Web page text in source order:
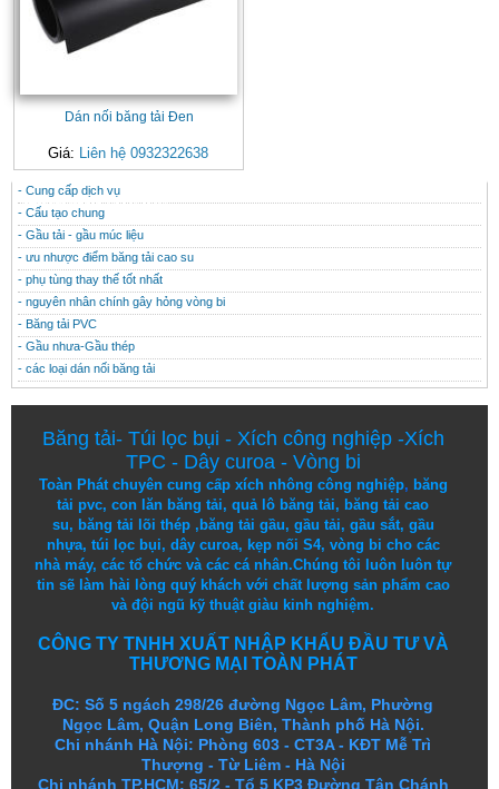
Dán nối băng tải Đen
Giá: Liên hệ 0932322638
CONTACT
THÔNG TIN HỮU ÍCH
- Cung cấp dịch vụ
- Cấu tạo chung
- Gầu tải - gầu múc liệu
- ưu nhược điểm băng tải cao su
- phụ tùng thay thế tốt nhất
- nguyên nhân chính gây hỏng vòng bi
- Băng tải PVC
- Gầu nhưa-Gầu thép
- các loại dán nối băng tải
Băng tải- Túi lọc bụi - Xích công nghiệp-Xích
TPC - Dây curoa- Vòng bi
Toàn Phát chuyên cung cấp xích nhông công nghiệp, băng
tải pvc,con lăn băng tải,quả lô băng tải, băng tải cao
su, băng tải lõi thép, băng tải gầu, gầu tải, gầu sắt, gầu
nhựa, túi lọc bụi, dây curoa, kẹp nối S4, vòng bi cho các
nhà máy, các tổ chức và các cá nhân.Chúng tôi luôn luôn tự
tin sẽ làm hài lòng quý khách với chất lượng sảnphẩm cao
vàđội ngũ kỹ thuậtgiàu kinh nghiệm.
CÔNG TY TNHH XUẤT NHẬP KHẨU ĐẦU TƯ VÀ
THƯƠNG MẠI TOÀN PHÁT
ĐC: Số 5 ngách 298/26 đường Ngọc Lâm, Phường
Ngọc Lâm, Quận Long Biên, Thành phố Hà Nội.
Chi nhánh Hà Nội: Phòng 603 - CT3A - KĐT Mễ Trì
Thượng - Từ Liêm - Hà Nội
Chi nhánh TP.HCM: 65/2 - Tổ 5 KP3 Đường Tân Chánh